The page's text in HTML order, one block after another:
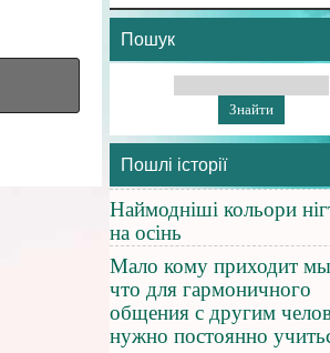
Пошук
Пошлі історії